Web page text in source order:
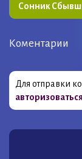
Сонник
Коментарии
Для отправки
авторизоваться